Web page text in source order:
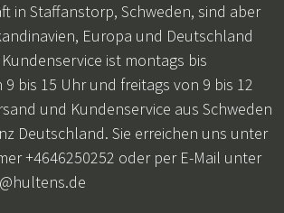
in Staffanstorp, Schweden, sind aber
Europa und Deutschland
ist montags bis
bis 15 Uhr und freitags von 9 bis 12
und Kundenservice aus Schweden
Deutschland. Sie erreichen uns unter
+4646250252 oder per E-Mail unter